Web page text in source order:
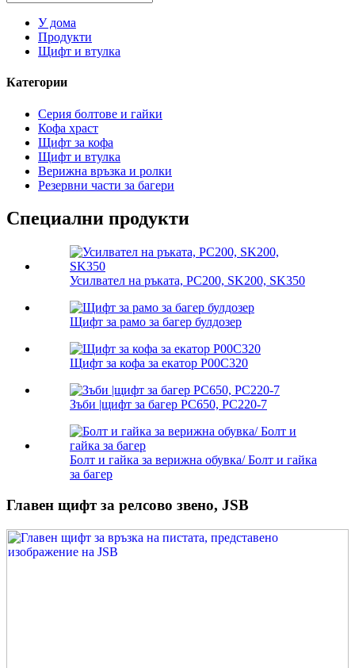
У дома
Продукти
Щифт и втулка
Категории
Серия болтове и гайки
Кофа храст
Щифт за кофа
Щифт и втулка
Верижна връзка и ролки
Резервни части за багери
Специални продукти
Усилвател на ръката, PC200, SK200, SK350
Щифт за рамо за багер булдозер
Щифт за кофа за екатор P00C320
Зъби |щифт за багер PC650, PC220-7
Болт и гайка за верижна обувка/ Болт и гайка
за багер
Главен щифт за релсово звено, JSB